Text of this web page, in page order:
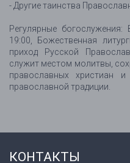
- Другие таинства
Регулярные
19:00, Божественная
приход Русской
служит местом молитвы,
православных христиан
православной традиции.
КОНТАКТЫ